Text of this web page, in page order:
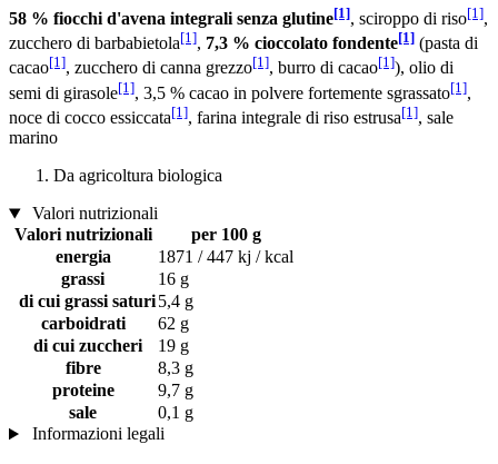
58 % fiocchi d'avena integrali senza glutine[1], sciroppo di riso[1],
zucchero di barbabietola[1], 7,3 % cioccolato fondente[1] (pasta di
cacao[1], zucchero di canna grezzo[1], burro di cacao[1]), olio di
semi di girasole[1], 3,5 % cacao in polvere fortemente sgrassato[1],
noce di cocco essiccata[1], farina integrale di riso estrusa[1], sale
marino
Da agricoltura biologica
Valori nutrizionali
Valori nutrizionali
per 100 g
energia
1871 / 447 kj / kcal
grassi
16 g
di cui grassi saturi5,4 g
carboidrati
62 g
di cui zuccheri
19 g
fibre
8,3 g
proteine
9,7 g
sale
0,1 g
Informazioni legali